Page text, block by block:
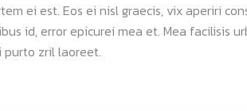
ei est. Eos ei nisl graecis, vix aperiri
id, error epicurei mea et. Mea facilisis
purto zril laoreet.